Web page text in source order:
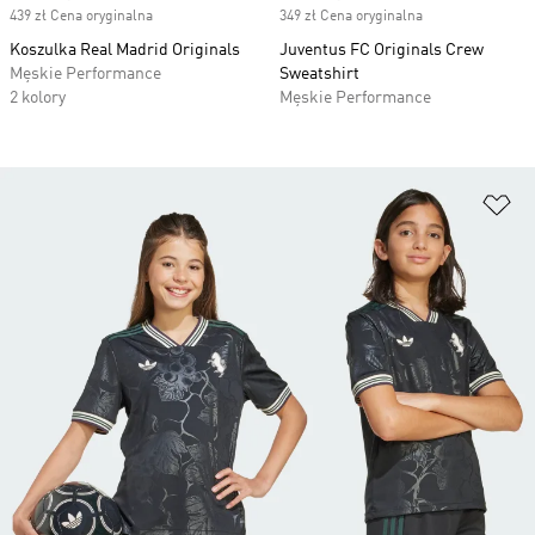
439 zł Cena oryginalna
Koszulka Real Madrid Originals
Męskie Performance
2 kolory
349 zł Cena oryginalna
Juventus FC Originals Crew
Sweatshirt
Męskie Performance